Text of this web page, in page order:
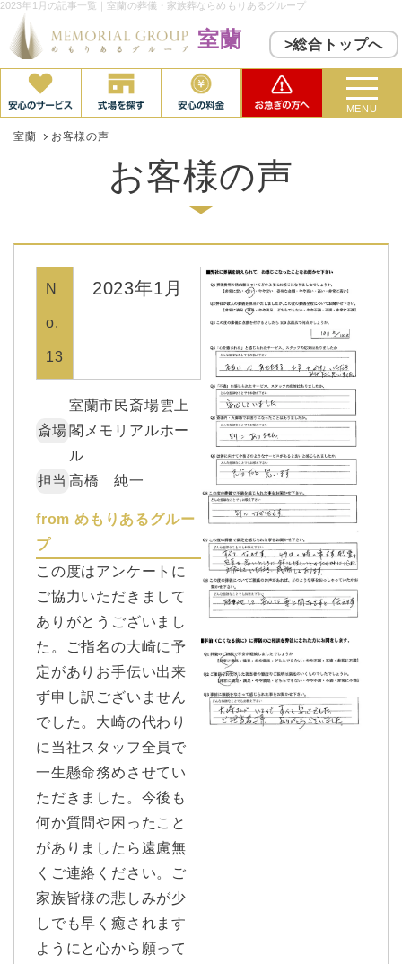
2023年1月の記事一覧｜室蘭の葬儀・家族葬ならめもりあるグループ
室蘭 >総合トップへ
MENU
室蘭 お客様の声
お客様の声
N
o.
13
2023年1月
斎場
室蘭市民斎場雲上
閣メモリアルホー
ル
担当 高橋 純一
from めもりあるグルー
プ
この度はアンケートに
ご協力いただきまして
ありがとうございまし
た。ご指名の大崎に予
定がありお手伝い出来
ず申し訳ございません
でした。大崎の代わり
に当社スタッフ全員で
一生懸命務めさせてい
ただきました。今後も
何か質問や困ったこと
がありましたら遠慮無
くご連絡ください。ご
家族皆様の悲しみが少
しでも早く癒されます
ようにと心から願って